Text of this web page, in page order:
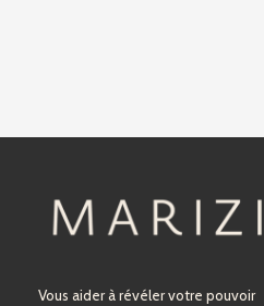
Vous aider à révéler votre pouvoir